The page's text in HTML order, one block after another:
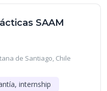
SAAM
de Santiago, Chile
internship